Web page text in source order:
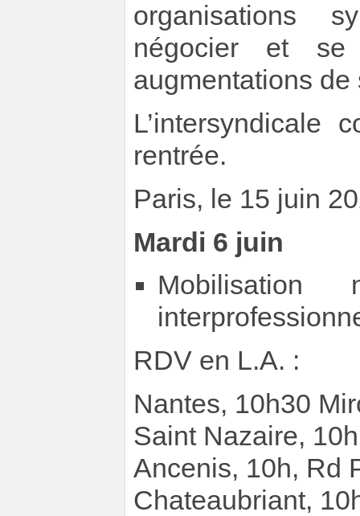
organisations
négocier et se
augmentations de
L’intersyndicale
rentrée.
Paris, le 15 juin
Mardi 6 juin
Mobilisation
RDV en L.A. :
Nantes, 10h30
Saint Nazaire,
Ancenis, 10h, Rd
Chateaubriant,